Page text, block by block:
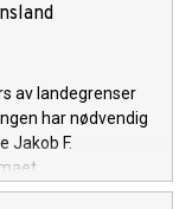
av landegrenser
har nødvendig
Jakob F.